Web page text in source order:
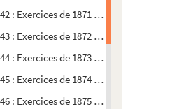
: Exercices de 1871 à 1872
: Exercices de 1872 à 1873
: Exercices de 1873 à 1874
: Exercices de 1874 à 1875
: Exercices de 1875 à 1876